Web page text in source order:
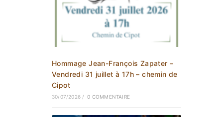
Hommage Jean-François Zapater –
Vendredi 31 juillet à 17h – chemin de
Cipot
30/07/2026 / 0 COMMENTAIRE